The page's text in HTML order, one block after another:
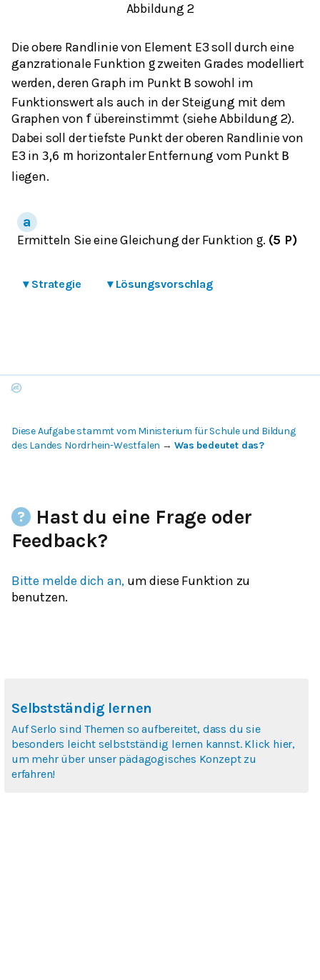
Abbildung 2
Die obere Randlinie von Element E3 soll durch eine
ganzrationale Funktion gzweiten Grades modelliert
werden, deren Graph im Punkt B sowohl im
Funktionswert als auch in der Steigung mit dem
Graphen von fübereinstimmt (siehe Abbildung 2).
Dabei soll der tiefste Punkt der oberen Randlinie von
E3 in 3,6 m horizontaler Entfernung vom Punkt B
liegen.
Ermitteln Sie eine Gleichung der Funktion g. (5 P)
▾ Strategie ▾ Lösungsvorschlag
Diese Aufgabe stammt vom Ministerium für Schule und Bildung
des Landes Nordrhein-Westfalen → Was bedeutet das?
Hast du eine Frage oder
Feedback?
Bitte melde dich an, um diese Funktion zu
benutzen.
Selbstständig lernen
Auf Serlo sind Themen so aufbereitet, dass du sie
besonders leicht selbstständig lernen kannst. Klick hier,
um mehr über unser pädagogisches Konzept zu
erfahren!